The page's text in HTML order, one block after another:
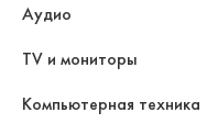
Аудио
TV и мониторы
Компьютерная техника